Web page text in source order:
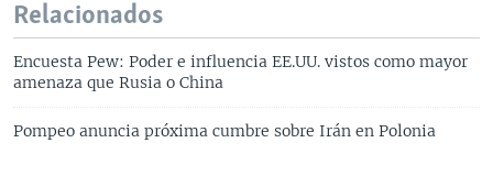
Relacionados
Encuesta Pew: Poder e influencia EE.UU. vistos como mayor
amenaza que Rusia o China
Pompeo anuncia próxima cumbre sobre Irán en Polonia